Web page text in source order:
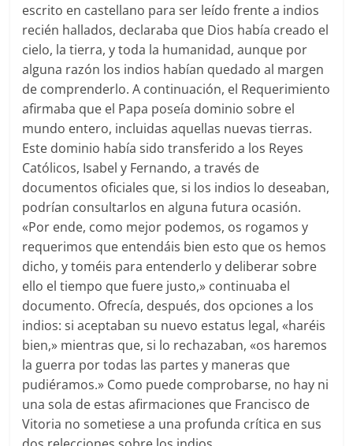
escrito en castellano para ser leído frente a indios
recién hallados, declaraba que Dios había creado el
cielo, la tierra, y toda la humanidad, aunque por
alguna razón los indios habían quedado al margen
de comprenderlo. A continuación, el Requerimiento
afirmaba que el Papa poseía dominio sobre el
mundo entero, incluidas aquellas nuevas tierras.
Este dominio había sido transferido a los Reyes
Católicos, Isabel y Fernando, a través de
documentos oficiales que, si los indios lo deseaban,
podrían consultarlos en alguna futura ocasión.
«Por ende, como mejor podemos, os rogamos y
requerimos que entendáis bien esto que os hemos
dicho, y toméis para entenderlo y deliberar sobre
ello el tiempo que fuere justo,» continuaba el
documento. Ofrecía, después, dos opciones a los
indios: si aceptaban su nuevo estatus legal, «haréis
bien,» mientras que, si lo rechazaban, «os haremos
la guerra por todas las partes y maneras que
pudiéramos.» Como puede comprobarse, no hay ni
una sola de estas afirmaciones que Francisco de
Vitoria no sometiese a una profunda crítica en sus